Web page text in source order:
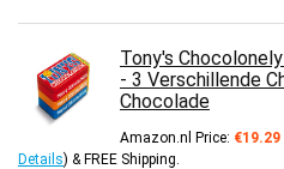
Tony's
- 3 Verschillende
Chocolade
Amazon.nl Price: €19.29
Details) & FREE Shipping